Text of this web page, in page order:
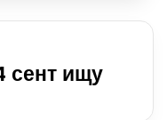
сент ищу